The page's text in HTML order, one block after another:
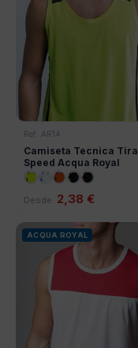
Ref: AR14
Camiseta Tecnica
Speed Acqua Royal
Desde 2,38 €
ACQUA ROYAL